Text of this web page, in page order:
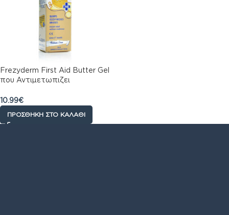
Frezyderm First Aid Butter Gel
που Αντιμετωπιζει
Μωλωπες για Προσωπο &
Σωμα, 50ml
10.99€
ΠΡΟΣΘΉΚΗ ΣΤΟ ΚΑΛΆΘΙ